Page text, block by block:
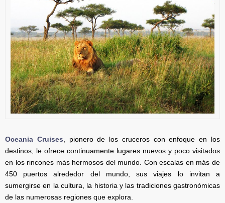
Oceania Cruises , pionero de los cruceros con enfoque en los
destinos, le ofrece continuamente lugares nuevos y poco visitados
en los rincones más hermosos del mundo. Con escalas en más de
450 puertos alrededor del mundo, sus viajes lo invitan a
sumergirse en la cultura, la historia y las tradiciones gastronómicas
de las numerosas regiones que explora.